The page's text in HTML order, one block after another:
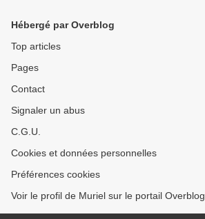
Hébergé par Overblog
Top articles
Pages
Contact
Signaler un abus
C.G.U.
Cookies et données personnelles
Préférences cookies
Voir le profil de Muriel sur le portail Overblog